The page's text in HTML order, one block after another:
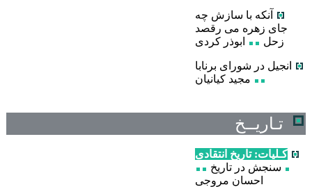
آنکه با سازش چه
جای زهره می رقصد
زحل
ابوذر کردی
انجیل در شورای برنابا
مجید کیانیان
تـاریــخ
کـلیات: تاریخ انتقادی
سنجش در تاریخ
احسان مروجی